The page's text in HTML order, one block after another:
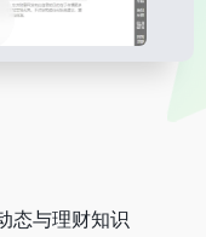
态与理财知识